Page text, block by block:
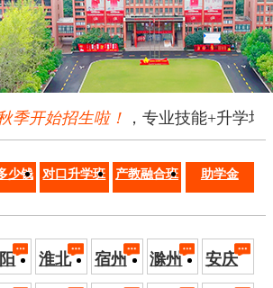
季开始招生啦！ ，专业技能+升学培
少钱 对口升学班 产教融合班 助学金
淮北 宿州 滁州 安庆